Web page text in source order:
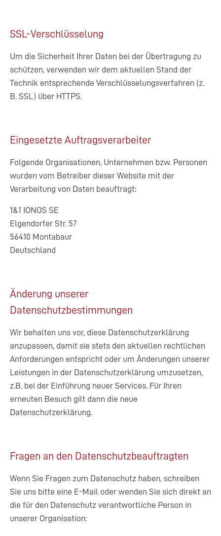
SSL-Verschlüsselung
Um die Sicherheit Ihrer Daten bei der Übertragung zu
schützen, verwenden wir dem aktuellen Stand der
Technik entsprechende Verschlüsselungsverfahren (z.
B. SSL) über HTTPS.
Eingesetzte Auftragsverarbeiter
Folgende Organisationen, Unternehmen bzw. Personen
wurden vom Betreiber dieser Website mit der
Verarbeitung von Daten beauftragt:
1&1 IONOS SE
Elgendorfer Str. 57
56410 Montabaur
Deutschland
Änderung unserer
Datenschutzbestimmungen
Wir behalten uns vor, diese Datenschutzerklärung
anzupassen, damit sie stets den aktuellen rechtlichen
Anforderungen entspricht oder um Änderungen unserer
Leistungen in der Datenschutzerklärung umzusetzen,
z.B. bei der Einführung neuer Services. Für Ihren
erneuten Besuch gilt dann die neue
Datenschutzerklärung.
Fragen an den Datenschutzbeauftragten
Wenn Sie Fragen zum Datenschutz haben, schreiben
Sie uns bitte eine E-Mail oder wenden Sie sich direkt an
die für den Datenschutz verantwortliche Person in
unserer Organisation: